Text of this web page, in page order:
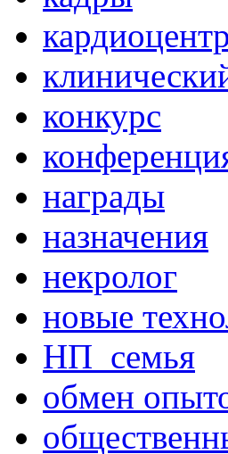
кардиоцентр
конкурс
награды
назначения
некролог
новые
НП_семья
обмен